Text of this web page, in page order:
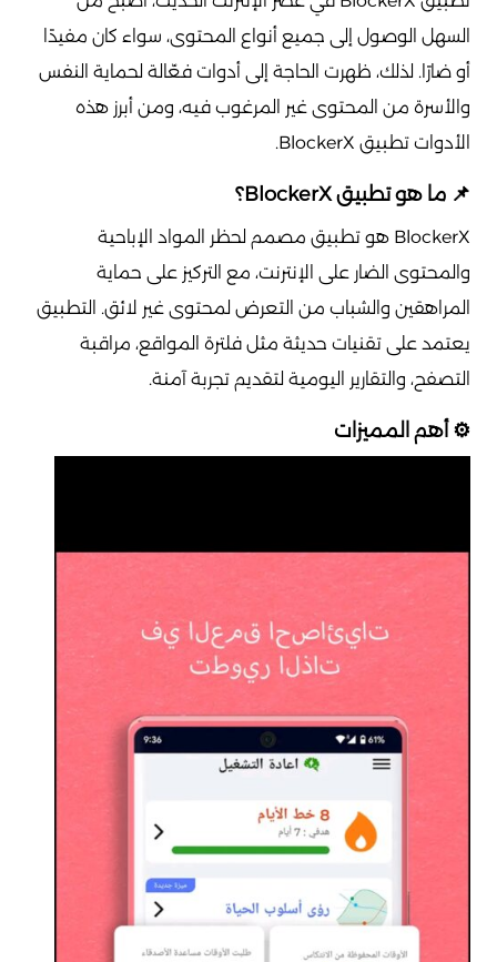
السهل الوصول إلى جميع أنواع المحتوى، سواء كان مفيدًا
أو ضارًا. لذلك، ظهرت الحاجة إلى أدوات فعّالة لحماية النفس
والأسرة من المحتوى غير المرغوب فيه، ومن أبرز هذه
الأدوات تطبيق BlockerX.
📌 ما هو تطبيق BlockerX؟
BlockerX هو تطبيق مصمم لحظر المواد الإباحية
والمحتوى الضار على الإنترنت، مع التركيز على حماية
المراهقين والشباب من التعرض لمحتوى غير لائق. التطبيق
يعتمد على تقنيات حديثة مثل فلترة المواقع، مراقبة
التصفح، والتقارير اليومية لتقديم تجربة آمنة.
⚙️ أهم المميزات